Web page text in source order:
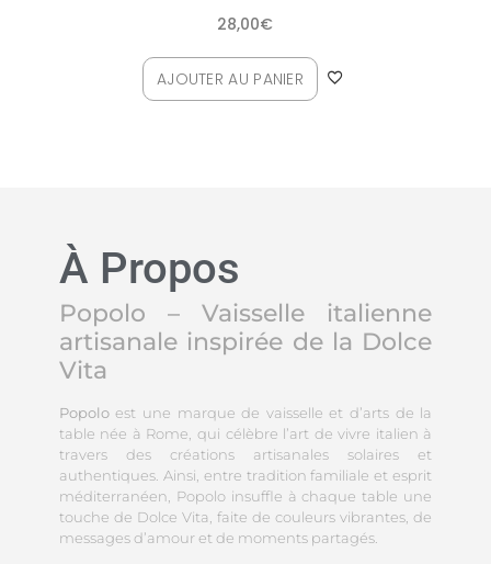
28,00€
AJOUTER AU PANIER
À Propos
Popolo – Vaisselle italienne
artisanale inspirée de la Dolce
Vita
Popoloest une marque de vaisselle et d’arts de la
table née à Rome, qui célèbre l’art de vivre italien à
travers des créations artisanales solaires et
authentiques. Ainsi, entre tradition familiale et esprit
méditerranéen, Popolo insuffle à chaque table une
touche de Dolce Vita, faite de couleurs vibrantes, de
messages d’amour et de moments partagés.